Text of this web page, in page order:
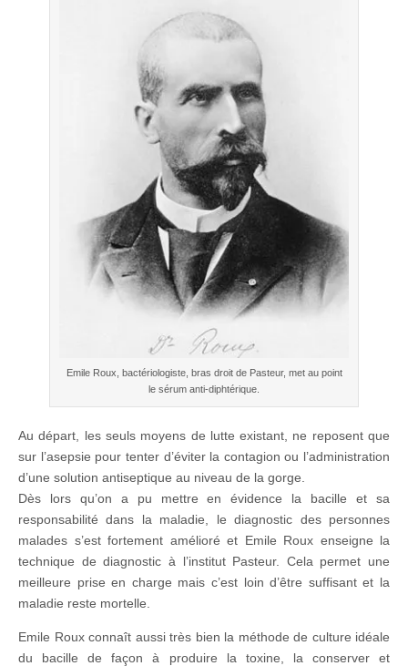
Emile Roux, bactériologiste, bras droit de Pasteur, met au point
le sérum anti-diphtérique.
Au départ, les seuls moyens de lutte existant, ne reposent que
sur l’asepsie pour tenter d’éviter la contagion ou l’administration
d’une solution antiseptique au niveau de la gorge.
Dès lors qu’on a pu mettre en évidence la bacille et sa
responsabilité dans la maladie, le diagnostic des personnes
malades s’est fortement amélioré et Emile Roux enseigne la
technique de diagnostic à l’institut Pasteur. Cela permet une
meilleure prise en charge mais c’est loin d’être suffisant et la
maladie reste mortelle.
Emile Roux connaît aussi très bien la méthode de culture idéale
du bacille de façon à produire la toxine, la conserver et